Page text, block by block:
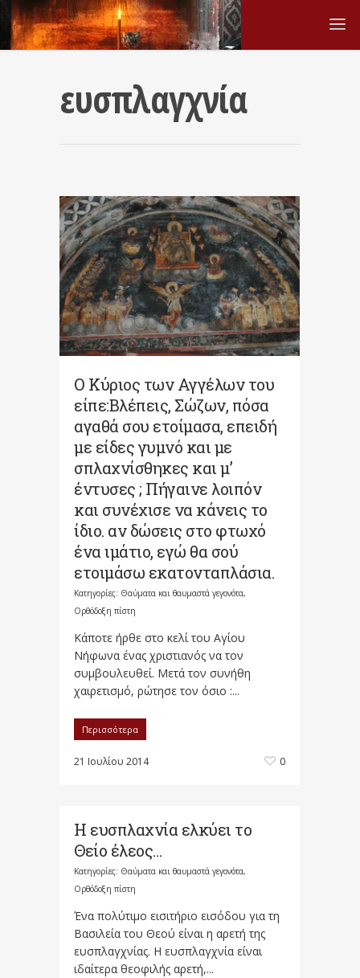
ευσπλαγχνία
Ο Κύριος των Αγγέλων του
είπε:Βλέπεις, Σώζων, πόσα
αγαθά σου ετοίμασα, επειδή
με είδες γυμνό και με
σπλαχνίσθηκες και μ’
έντυσες ; Πήγαινε λοιπόν
και συνέχισε να κάνεις το
ίδιο. αν δώσεις στο φτωχό
ένα ιμάτιο, εγώ θα σού
ετοιμάσω εκατονταπλάσια.
Κατηγορίες: Θαύματα και θαυμαστά γεγονότα,
Ορθόδοξη πίστη
Κάποτε ήρθε στο κελί του Αγίου
Νήφωνα ένας χριστιανός να τον
συμβουλευθεί. Μετά τον συνήθη
χαιρετισμό, ρώτησε τον όσιο :...
Περισσότερα
21 Ιουλίου 2014 0
Η ευσπλαχνία ελκύει το
Θείο έλεος…
Κατηγορίες: Θαύματα και θαυμαστά γεγονότα,
Ορθόδοξη πίστη
Ένα πολύτιμο εισιτήριο εισόδου για τη
Βασιλεία του Θεού είναι η αρετή της
ευσπλαγχνίας. Η ευσπλαγχνία είναι
ιδαίτερα θεοφιλής αρετή,...